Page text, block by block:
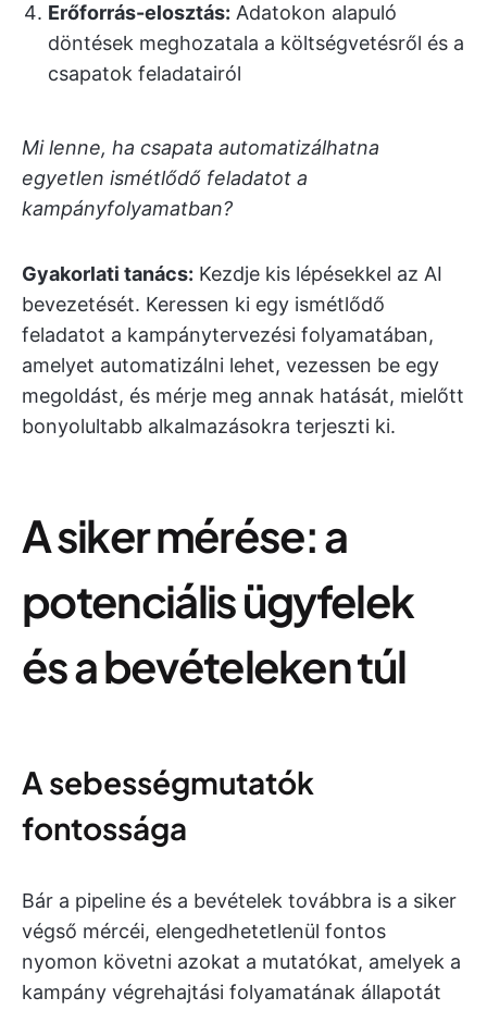
Erőforrás-elosztás: Adatokon alapuló
döntések meghozatala a költségvetésről és a
csapatok feladatairól
Mi lenne, ha csapata automatizálhatna
egyetlen ismétlődő feladatot a
kampányfolyamatban?
Gyakorlati tanács: Kezdje kis lépésekkel az AI
bevezetését. Keressen ki egy ismétlődő
feladatot a kampánytervezési folyamatában,
amelyet automatizálni lehet, vezessen be egy
megoldást, és mérje meg annak hatását, mielőtt
bonyolultabb alkalmazásokra terjeszti ki.
A siker mérése: a
potenciális ügyfelek
és a bevételeken túl
A sebességmutatók
fontossága
Bár a pipeline és a bevételek továbbra is a siker
végső mércéi, elengedhetetlenül fontos
nyomon követni azokat a mutatókat, amelyek a
kampány végrehajtási folyamatának állapotát